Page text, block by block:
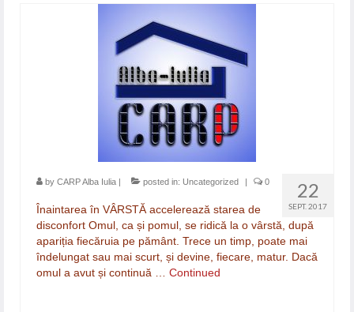
22
SEPT. 2017
by CARP Alba Iulia posted in: Uncategorized 0
Înaintarea în VÂRSTĂ accelerează starea de
disconfort Omul, ca și pomul, se ridică la o vârstă, după
apariția fiecăruia pe pământ. Trece un timp, poate mai
îndelungat sau mai scurt, și devine, fiecare, matur. Dacă
omul a avut și continuă … Continued